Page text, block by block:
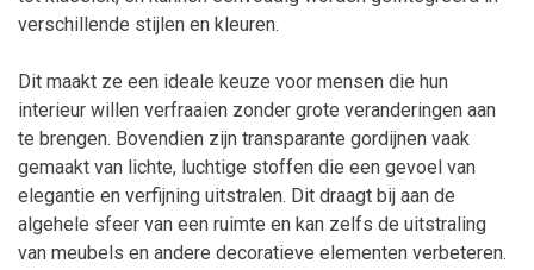
verschillende stijlen en kleuren.
Dit maakt ze een ideale keuze voor mensen die hun
interieur willen verfraaien zonder grote veranderingen aan
te brengen. Bovendien zijn transparante gordijnen vaak
gemaakt van lichte, luchtige stoffen die een gevoel van
elegantie en verfijning uitstralen. Dit draagt bij aan de
algehele sfeer van een ruimte en kan zelfs de uitstraling
van meubels en andere decoratieve elementen verbeteren.